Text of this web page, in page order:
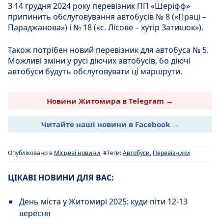
З 14 грудня 2024 року перевізник ПП «Шеріфф»
припинить обслуговування автобусів № 8 («Праці –
Параджанова») і № 18 («с. Лісове – хутір Затишок»).
Також потрібен новий перевізник для автобуса № 5.
Можливі зміни у русі діючих автобусів, бо діючі
автобуси будуть обслуговувати ці маршрути.
Новини Житомира в Telegram →
Читайте наші новини в Facebook →
Опубліковано в Місцеві новини #Теги:Автобуси, Перевізники
ЦІКАВІ НОВИНИ ДЛЯ ВАС:
День міста у Житомирі 2025: куди піти 12-13
вересня